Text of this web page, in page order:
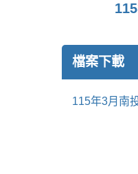
檔案下載
115年3月南